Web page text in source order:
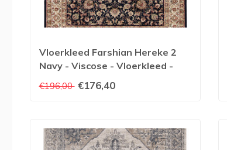
Vloerkleed Farshian Hereke 2
Navy - Viscose - Vloerkleed -
Multicolor
€196,00 €176,40